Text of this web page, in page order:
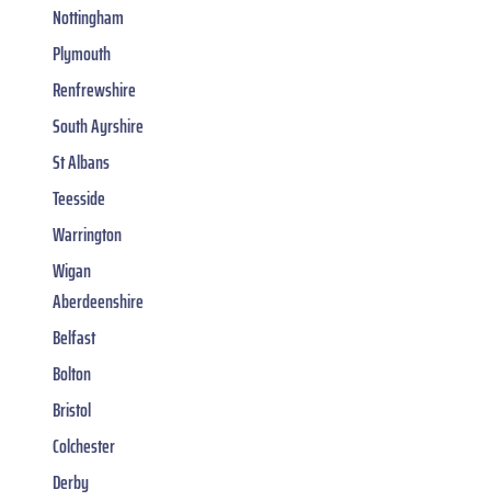
Nottingham
Plymouth
Renfrewshire
South Ayrshire
St Albans
Teesside
Warrington
Wigan
Aberdeenshire
Belfast
Bolton
Bristol
Colchester
Derby